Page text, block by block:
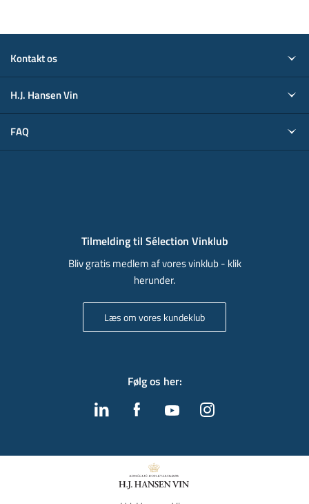
Kontakt os
H.J. Hansen Vin
FAQ
Tilmelding til Sélection Vinklub
Bliv gratis medlem af vores vinklub - klik
herunder.
Læs om vores kundeklub
Følg os her: